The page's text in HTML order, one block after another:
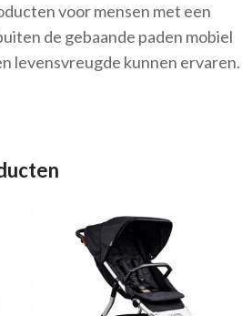
voor mensen met een
de gebaande paden mobiel
levensvreugde kunnen ervaren.